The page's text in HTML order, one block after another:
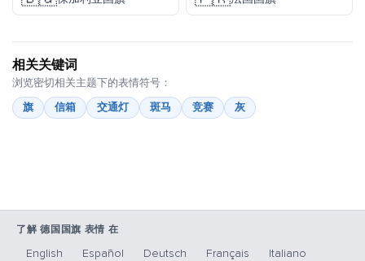
相关关键词
浏览密切相关主题下的表情符号：
旗
信箱 交通灯 斑马 竞赛 灰
了解 德国国旗 表情 在
English Español Deutsch Français
Italiano